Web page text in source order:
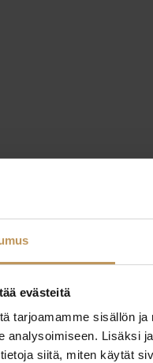
evästeitä
tarjoamamme sisällön
analysoimiseen. Lisäksi
siitä, miten käytät
auttaa